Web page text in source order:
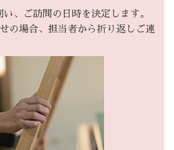
、ご訪問の日時を決定します。
の場合、担当者から折り返しご連